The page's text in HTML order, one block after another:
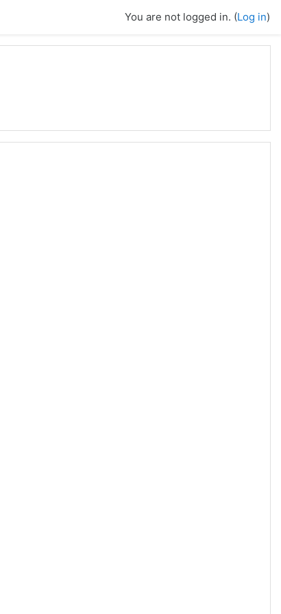
You are not logged in. (Log in)